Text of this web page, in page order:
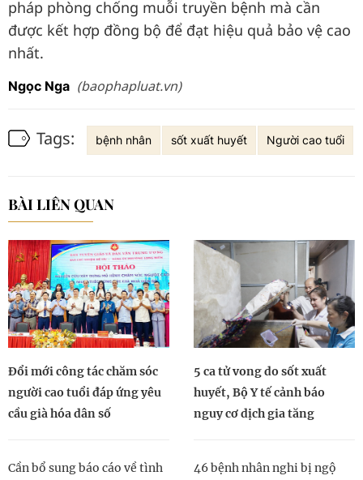
pháp phòng chống muỗi truyền bệnh mà cần
được kết hợp đồng bộ để đạt hiệu quả bảo vệ cao
nhất.
Ngọc Nga (baophapluat.vn)
Tags: bệnh nhân sốt xuất huyết Người cao tuổi
BÀI LIÊN QUAN
Đổi mới công tác chăm sóc
người cao tuổi đáp ứng yêu
cầu già hóa dân số
5 ca tử vong do sốt xuất
huyết, Bộ Y tế cảnh báo
nguy cơ dịch gia tăng
Cần bổ sung báo cáo về tình
46 bệnh nhân nghi bị ngộ